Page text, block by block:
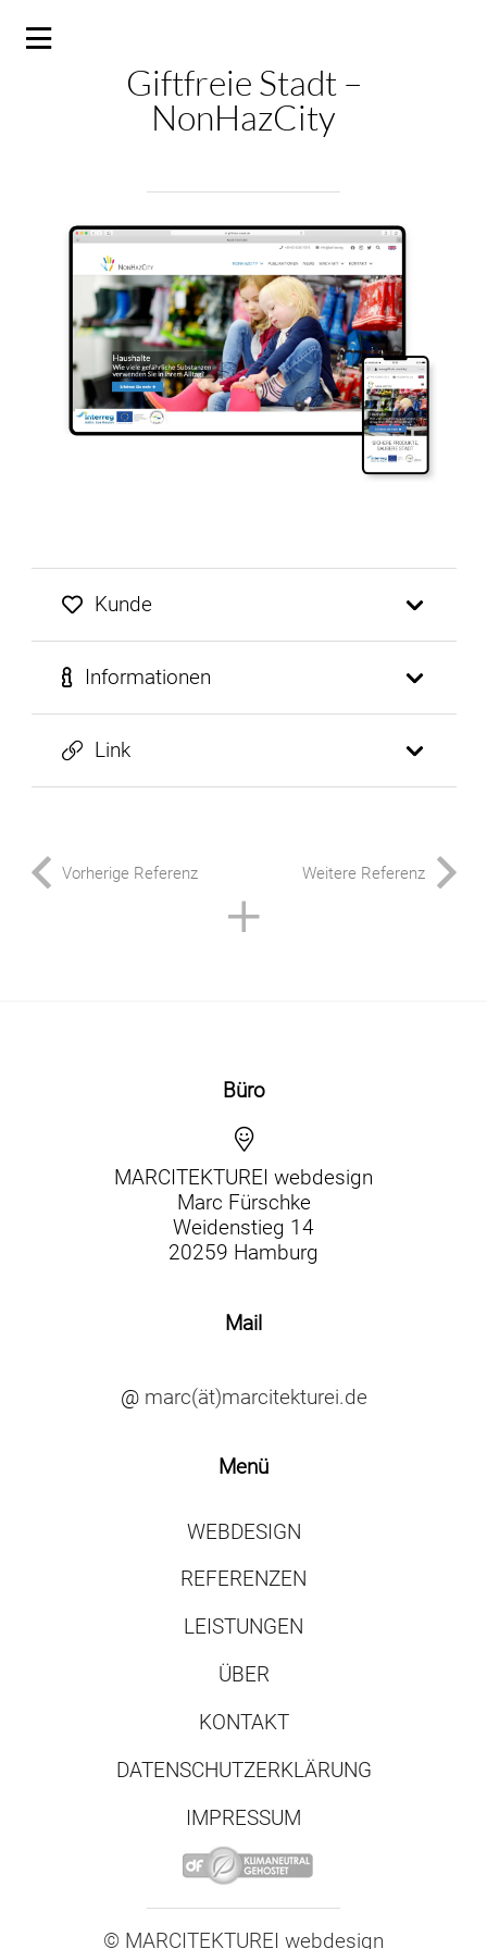
Giftfreie Stadt –
NonHazCity
Kunde
Informationen
Link
Vorherige Referenz Weitere Referenz
Büro
MARCITEKTUREI webdesign
Marc Fürschke
Weidenstieg 14
20259 Hamburg
Mail
@ marc(ät)marcitekturei.de
Menü
WEBDESIGN
REFERENZEN
LEISTUNGEN
ÜBER
KONTAKT
DATENSCHUTZERKLÄRUNG
IMPRESSUM
© MARCITEKTUREI webdesign